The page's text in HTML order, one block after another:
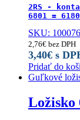
2RS -
6801 =
SKU: 100076
2,76€ bez DPH
3,40€ s
Pridať do
Guľkové
Ložisko